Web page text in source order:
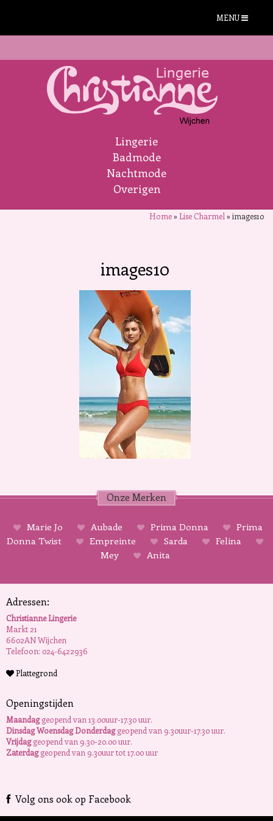
MENU
Lingerie
Badmode
Nachtmode
Overigen
Home»Lise Charmel »images10
images10
Onze Merken
Marie Jo Aubade Prima Donna
Prima
Donna Twist
Empreinte Sarda
Felina
Mey
Anita
Adressen:
Christianne Lingerie
Markt 21
6602AN Wijchen
Telefoon: 024-6422936
Plattegrond
Openingstijden
Maandaggeopend van 13.00uur-17.30 uur.
Dinsdag Woensdag Donderdaggeopend van 9.30uur-17.30 uur.
Vrijdaggeopend van 9.30-20.00 uur.
Zaterdaggeopend van 9.30uur tot 17.00 uur
Volg ons ook op Facebook